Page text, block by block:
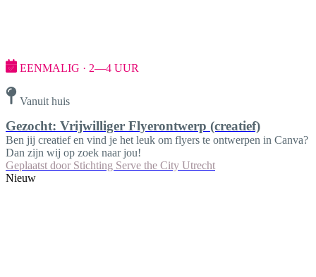
EENMALIG · 2—4 UUR
Vanuit huis
Gezocht: Vrijwilliger Flyerontwerp (creatief)
Ben jij creatief en vind je het leuk om flyers te ontwerpen in Canva?
Dan zijn wij op zoek naar jou!
Geplaatst door Stichting Serve the City Utrecht
Nieuw